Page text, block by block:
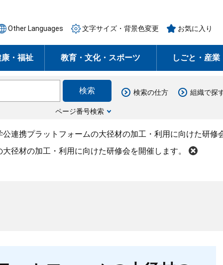
Other Languages 文字サイズ・背景色変更 お気に入り
・福祉 教育・文化・スポーツ しごと・産業
ページ番号検索
検索の仕方 組織で探
公連携プラットフォームの大径材の加工・利用に向けた研修
径材の加工・利用に向けた研修会を開催します。